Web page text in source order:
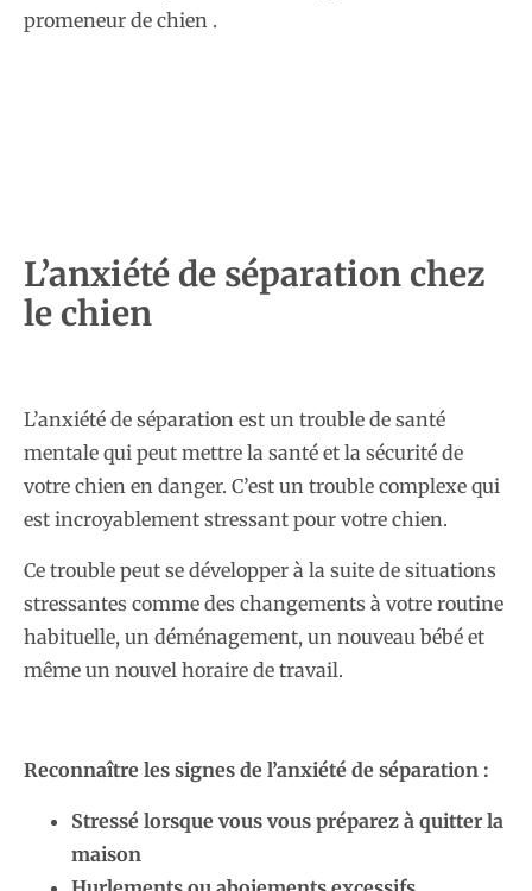
promeneur de chien .
L’anxiété de séparation chez
le chien
L’anxiété de séparation est un trouble de santé
mentale qui peut mettre la santé et la sécurité de
votre chien en danger. C’est un trouble complexe qui
est incroyablement stressant pour votre chien.
Ce trouble peut se développer à la suite de situations
stressantes comme des changements à votre routine
habituelle, un déménagement, un nouveau bébé et
même un nouvel horaire de travail.
Reconnaître les signes de l’anxiété de séparation :
Stressé lorsque vous vous préparez à quitter la
maison